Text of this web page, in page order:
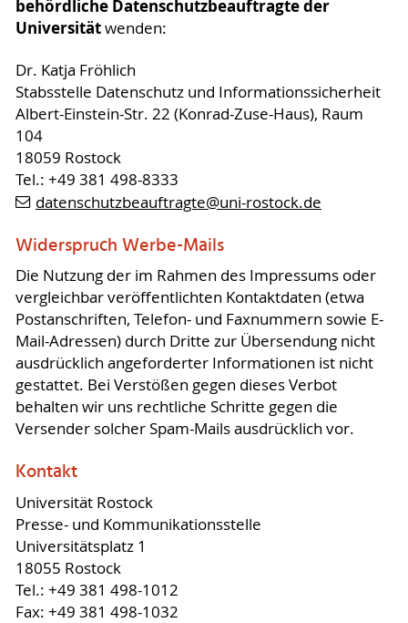
behördliche Datenschutzbeauftragte der
Universitätwenden:
Dr. Katja Fröhlich
Stabsstelle Datenschutz und Informationssicherheit
Albert-Einstein-Str. 22 (Konrad-Zuse-Haus), Raum
104
18059 Rostock
Tel.: +49 381 498-8333
datenschutzbeauftragte@uni-rostock.de
Widerspruch Werbe-Mails
Die Nutzung der im Rahmen des Impressums oder
vergleichbar veröffentlichten Kontaktdaten (etwa
Postanschriften, Telefon- und Faxnummern sowie E-
Mail-Adressen) durch Dritte zur Übersendung nicht
ausdrücklich angeforderter Informationen ist nicht
gestattet. Bei Verstößen gegen dieses Verbot
behalten wir uns rechtliche Schritte gegen die
Versender solcher Spam-Mails ausdrücklich vor.
Kontakt
Universität Rostock
Presse- und Kommunikationsstelle
Universitätsplatz 1
18055 Rostock
Tel.: +49 381 498-1012
Fax: +49 381 498-1032